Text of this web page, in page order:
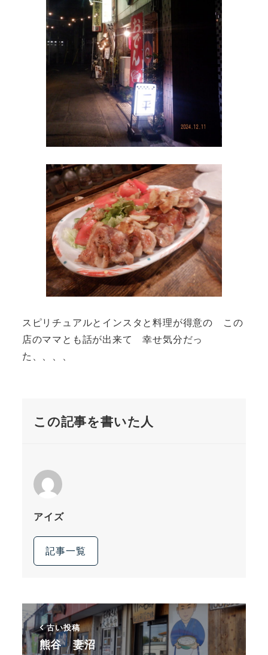
スピリチュアルとインスタと料理が得意の この
店のママとも話が出来て 幸せ気分だっ
た、、、、
この記事を書いた人
アイズ
記事一覧
古い投稿
熊谷 妻沼